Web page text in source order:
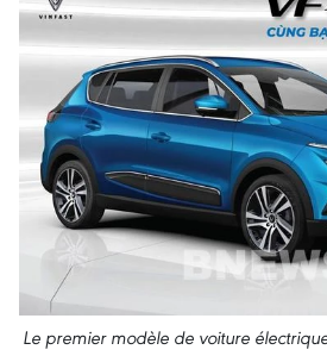
Le premier modèle de voiture